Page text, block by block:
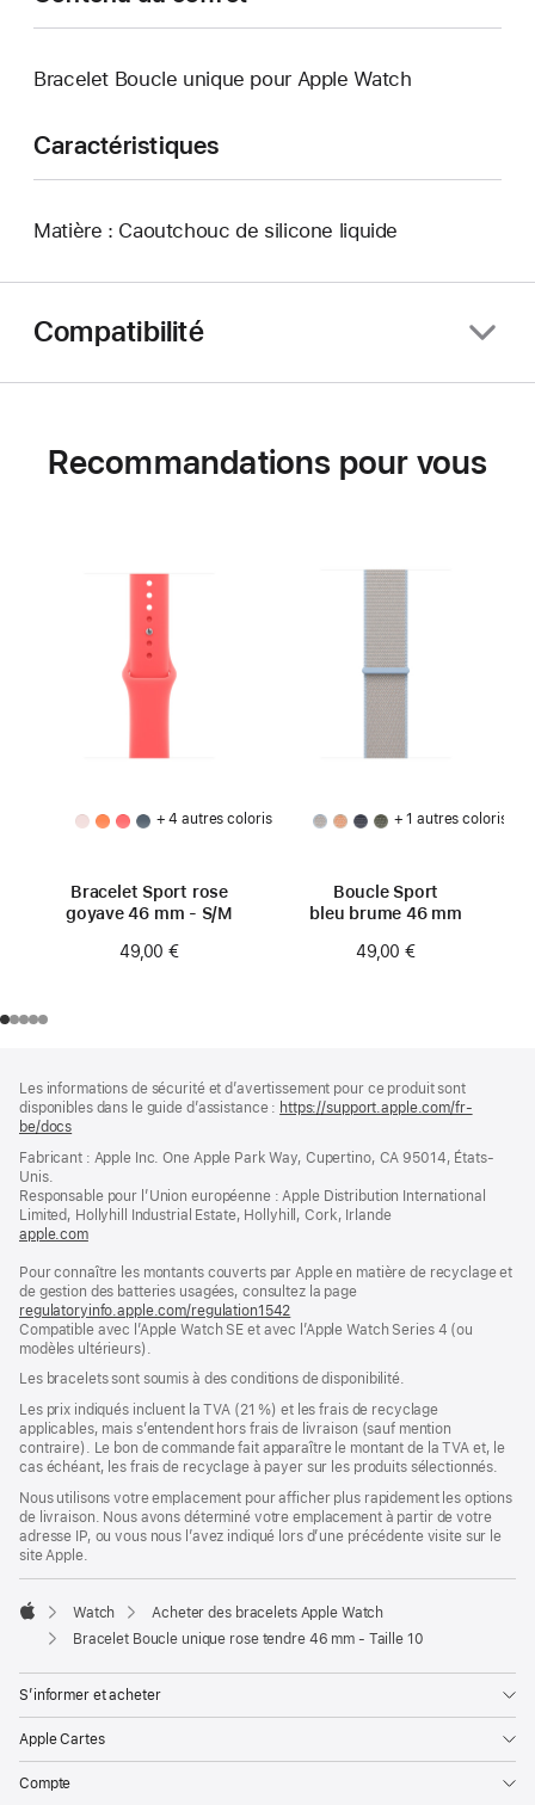
Bracelet Boucle unique pour Apple Watch
Caractéristiques
Matière : Caoutchouc de silicone liquide
Compatibilité
Recommandations pour vous
+ 4 autres coloris
Bracelet Sport rose
goyave 46 mm - S/M
49,00 €
+ 1 autres coloris
Boucle Sport
bleu brume 46 mm
49,00 €
de
page
de
bas
page
Les informations de sécurité et d’avertissement pour ce produit sont
disponibles dans le guide d’assistance : https://support.apple.com/fr-
be/docs
une
fenêtre)
Fabricant : Apple Inc. One Apple Park Way, Cupertino, CA 95014, États-
Unis.
Responsable pour l’Union européenne : Apple Distribution International
Limited, Hollyhill Industrial Estate, Hollyhill, Cork, Irlande
apple.com(s’ouvre
une
nouvelle
fenêtre)
Pour connaître les montants couverts par Apple en matière de recyclage et
de gestion des batteries usagées, consultez la page
regulatoryinfo.apple.com/regulation1542
dans
nouvelle
fenêtre)
Compatible avec l’Apple Watch SE et avec l’Apple Watch Series 4 (ou
modèles ultérieurs).
Les bracelets sont soumis à des conditions de disponibilité.
Les prix indiqués incluent la TVA (21 %) et les frais de recyclage
applicables, mais s’entendent hors frais de livraison (sauf mention
contraire). Le bon de commande fait apparaître le montant de la TVA et, le
cas échéant, les frais de recyclage à payer sur les produits sélectionnés.
Nous utilisons votre emplacement pour afficher plus rapidement les options
de livraison. Nous avons déterminé votre emplacement à partir de votre
adresse IP, ou vous nous l’avez indiqué lors d’une précédente visite sur le
site Apple.
Apple
Watch
Acheter des bracelets Apple Watch
Bracelet Boucle unique rose tendre 46 mm - Taille 10
S’informer et acheter
Apple Cartes
Compte